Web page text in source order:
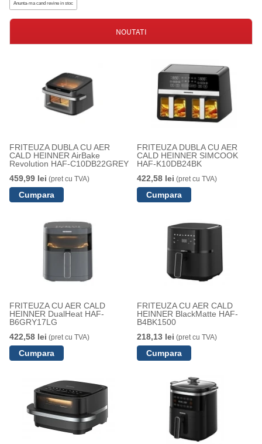
Anunta-ma cand revine in stoc
NOUTATI
FRITEUZA DUBLA CU AER
CALD HEINNER AirBake
Revolution HAF-C10DB22GREY
459,99 lei (pret cu TVA)
FRITEUZA DUBLA CU AER
CALD HEINNER SIMCOOK
HAF-K10DB24BK
422,58 lei (pret cu TVA)
FRITEUZA CU AER CALD
HEINNER DualHeat HAF-
B6GRY17LG
422,58 lei (pret cu TVA)
FRITEUZA CU AER CALD
HEINNER BlackMatte HAF-
B4BK1500
218,13 lei (pret cu TVA)